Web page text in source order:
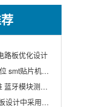
路板优化设计
贴片机结构
模块测试方法
带状线,应用到什么原理